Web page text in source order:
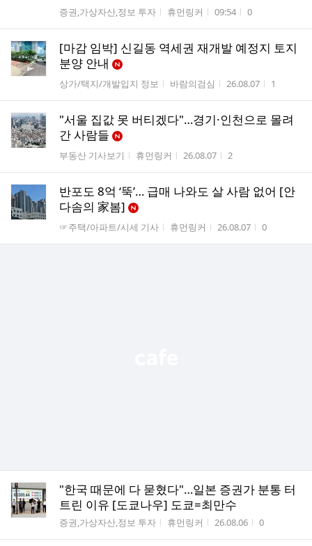
게시판명
증권,가상자산,정보 투자 작성자
휴먼링커 작성시간
09:54 조회수
0
[마감 임박] 신길동 역세권 재개발 예정지 토지
분양 안내
게시판명
상가/택지/개발입지 정보 작성자
바람의검심 작성시간
26.08.07 조회수
1
"서울 집값 못 버티겠다"…경기·인천으로 몰려
간 사람들
게시판명
부동산 기사보기 작성자
휴먼링커 작성시간
26.08.07 조회수
2
반포도 8억 ‘뚝’… 급매 나와도 살 사람 없어 [안
다솜의 家봄]
게시판명
☞주택/아파트/시세 기사 작성자
휴먼링커 작성시간
26.08.07 조회수
0
"한국 때문에 다 묻혔다"…일본 증권가 분통 터
트린 이유 [도쿄나우] 도쿄=최만수
게시판명
증권,가상자산,정보 투자 작성자
휴먼링커 작성시간
26.08.06 조회수
0